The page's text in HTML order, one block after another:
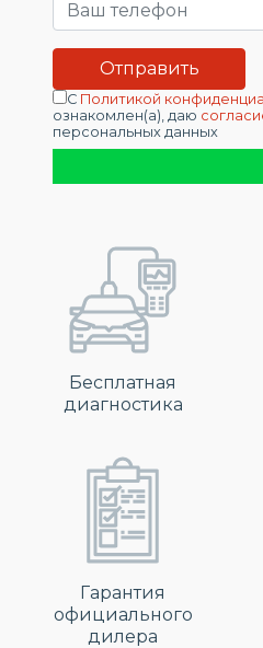
С Политикой
ознакомлен(а), даю
персональных данных
Бесплатная
диагностика
Гарантия
официального
дилера